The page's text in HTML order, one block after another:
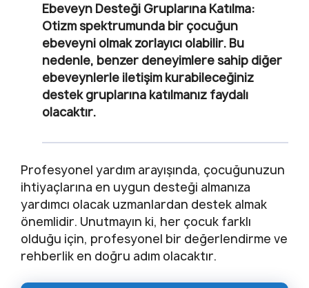
Ebeveyn Desteği Gruplarına Katılma:
Otizm spektrumunda bir çocuğun
ebeveyni olmak zorlayıcı olabilir. Bu
nedenle, benzer deneyimlere sahip diğer
ebeveynlerle iletişim kurabileceğiniz
destek gruplarına katılmanız faydalı
olacaktır.
Profesyonel yardım arayışında, çocuğunuzun
ihtiyaçlarına en uygun desteği almanıza
yardımcı olacak uzmanlardan destek almak
önemlidir. Unutmayın ki, her çocuk farklı
olduğu için, profesyonel bir değerlendirme ve
rehberlik en doğru adım olacaktır.